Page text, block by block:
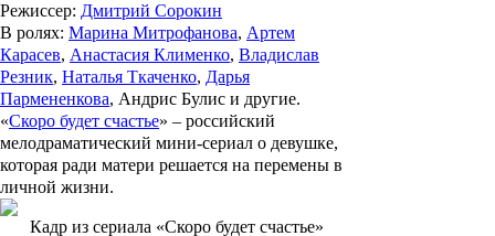
Режиссер: Дмитрий Сорокин
В ролях: Марина Митрофанова, Артем
Карасев, Анастасия Клименко, Владислав
Резник, Наталья Ткаченко, Дарья
Пармененкова, Андрис Булис и другие.
«Скоро будет счастье» – российский
мелодраматический мини-сериал о девушке,
которая ради матери решается на перемены в
личной жизни.
Кадр из сериала «Скоро будет счастье»